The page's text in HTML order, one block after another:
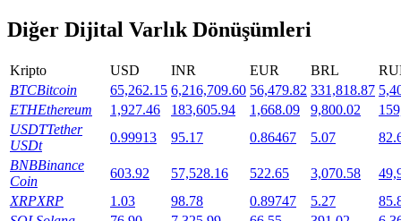
Launchpool
Popüler token'lar kazanmak için esnek staking
Diğer Dijital Varlık Dönüşümleri
Kripto USD INR EUR BRL
BTCBitcoin 65,262.15 6,216,709.60 56,479.82 331,818.87
ETHEthereum 1,927.46 183,605.94 1,668.09 9,800.02
USDTTether
USDt
0.99913 95.17 0.86467 5.07
BNBBinance
Coin
603.92 57,528.16 522.65 3,070.58
XRPXRP 1.03 98.78 0.89747 5.27